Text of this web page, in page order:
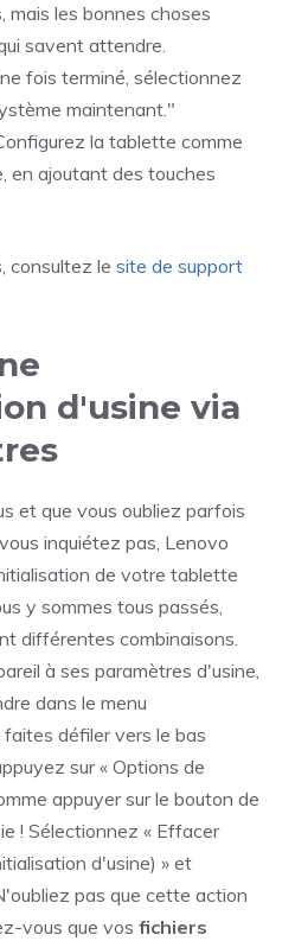
mais les bonnes choses
savent attendre.
fois terminé, sélectionnez
maintenant."
la tablette comme
en ajoutant des touches
consultez le site de support
d'usine via
et que vous oubliez parfois
inquiétez pas, Lenovo
de votre tablette
y sommes tous passés,
différentes combinaisons.
à ses paramètres d'usine,
dans le menu
faites défiler vers le bas
sur « Options de
appuyer sur le bouton de
! Sélectionnez « Effacer
d'usine) » et
pas que cette action
vous que vos fichiers